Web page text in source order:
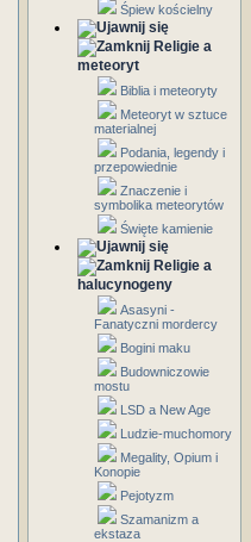
Śpiew kościelny
Religie a
meteoryt
Biblia i meteoryty
Meteoryt w sztuce
materialnej
Podania, legendy i
przepowiednie
Znaczenie i
symbolika meteorytów
Święte kamienie
Religie a
halucynogeny
Asasyni -
Fanatyczni mordercy
Bogini maku
Budowniczowie
mostu
LSD a New Age
Ludzie-muchomory
Megality, Opium i
Konopie
Pejotyzm
Szamanizm a
ekstaza